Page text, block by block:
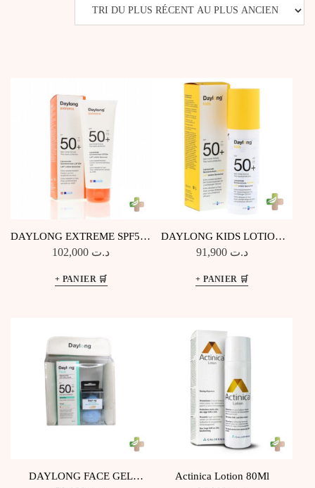
PLUS
RÉCENT
DAYLONG EXTREME SPF50+
200MLد.ت
DAYLONG KIDS LOTION
SOLAIRE SPF50+ 150ML
د.ت 91,900
DAYLONG FACE GEL
Actinica Lotion 80Ml